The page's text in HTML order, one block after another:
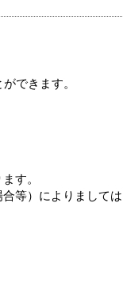
できます。
す。
等）によりまして